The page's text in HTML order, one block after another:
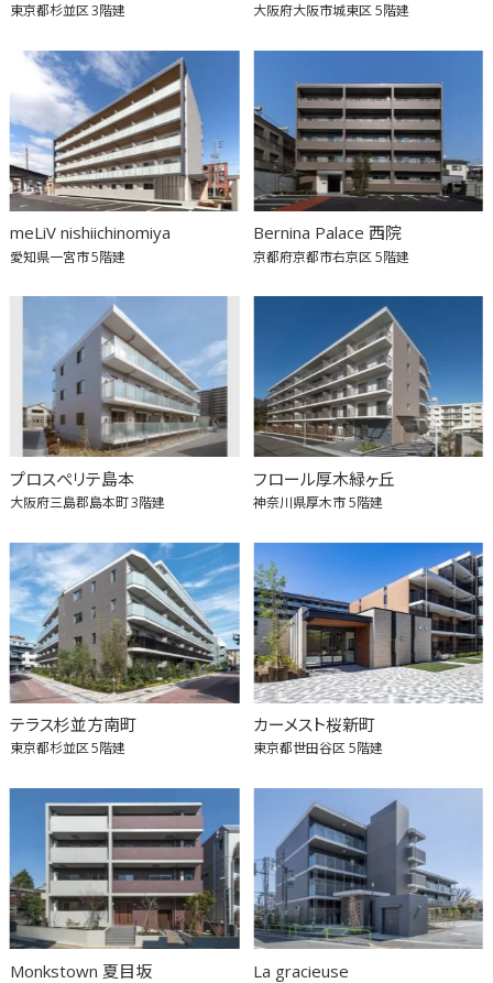
東京都杉並区3階建 大阪府大阪市城東区5階建
meLiV nishiichinomiya
愛知県一宮市5階建
Bernina Palace 西院
京都府京都市右京区5階建
プロスぺリテ島本
大阪府三島郡島本町3階建
フロール厚木緑ヶ丘
神奈川県厚木市5階建
テラス杉並方南町
東京都杉並区5階建
カーメスト桜新町
東京都世田谷区5階建
Monkstown 夏目坂 La gracieuse